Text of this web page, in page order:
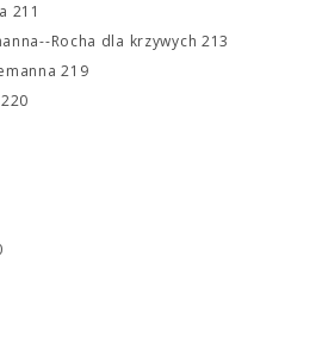
211
Rocha dla krzywych 213
219